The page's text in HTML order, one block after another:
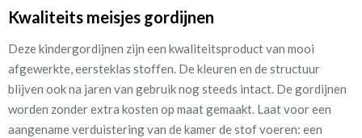
Kwaliteits meisjes gordijnen
Deze kindergordijnen zijn een kwaliteitsproduct van mooi
afgewerkte, eersteklas stoffen. De kleuren en de structuur
blijven ook na jaren van gebruik nog steeds intact. De gordijnen
worden zonder extra kosten op maat gemaakt. Laat voor een
aangename verduistering van de kamer de stof voeren: een